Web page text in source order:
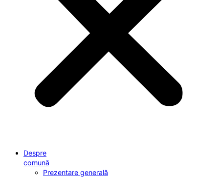
Despre
comună
Prezentare generală